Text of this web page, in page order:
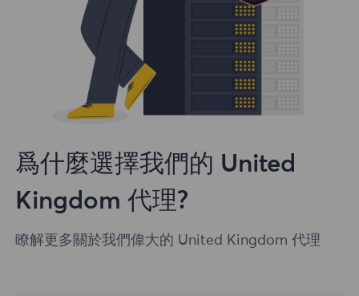
爲什麼選擇我們的 United
Kingdom 代理?
瞭解更多關於我們偉大的 United Kingdom 代理